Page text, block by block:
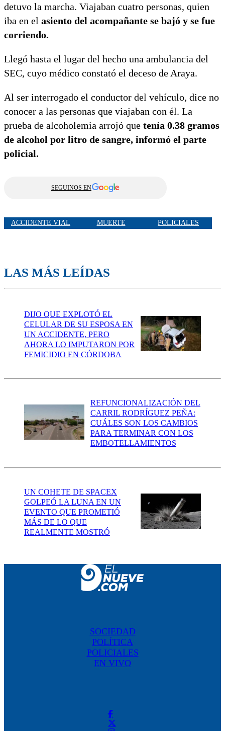
detuvo la marcha. Viajaban cuatro personas, quien
iba en el asiento del acompañante se bajó y se fue
corriendo.
Llegó hasta el lugar del hecho una ambulancia del
SEC, cuyo médico constató el deceso de Araya.
Al ser interrogado el conductor del vehículo, dice no
conocer a las personas que viajaban con él. La
prueba de alcoholemia arrojó que tenía 0.38 gramos
de alcohol por litro de sangre, informó el parte
policial.
SEGUINOS EN
ACCIDENTE VIAL MUERTE POLICIALES
LAS MÁS LEÍDAS
DIJO QUE EXPLOTÓ EL
CELULAR DE SU ESPOSA EN
UN ACCIDENTE, PERO
AHORA LO IMPUTARON POR
FEMICIDIO EN CÓRDOBA
REFUNCIONALIZACIÓN DEL
CARRIL RODRÍGUEZ PEÑA:
CUÁLES SON LOS CAMBIOS
PARA TERMINAR CON LOS
EMBOTELLAMIENTOS
UN COHETE DE SPACEX
GOLPEÓ LA LUNA EN UN
EVENTO QUE PROMETIÓ
MÁS DE LO QUE
REALMENTE MOSTRÓ
SOCIEDAD
POLÍTICA
POLICIALES
EN VIVO